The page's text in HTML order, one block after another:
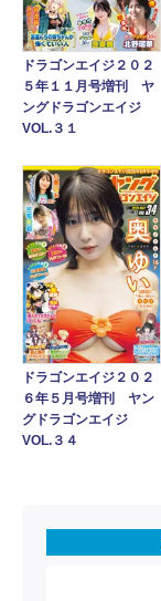
ドラゴンエイジ２０２
５年１１月号増刊 ヤ
ングドラゴンエイジ
VOL.３１
ドラゴンエイジ２０２
６年５月号増刊 ヤン
グドラゴンエイジ
VOL.３４